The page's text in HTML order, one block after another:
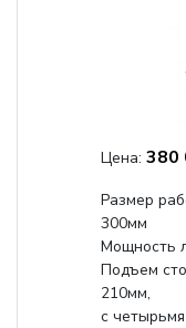
Цена: 380
Размер
300мм
Мощность
Подъем
210мм,
с